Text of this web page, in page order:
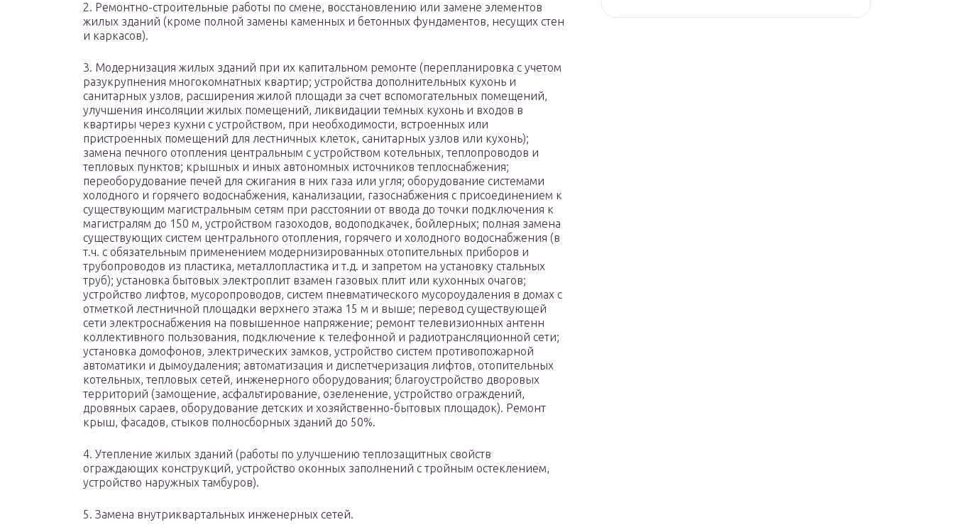
2. Ремонтно-строительные работы по смене, восстановлению или замене элементов
жилых зданий (кроме полной замены каменных и бетонных фундаментов, несущих стен
и каркасов).
3. Модернизация жилых зданий при их капитальном ремонте (перепланировка с учетом
разукрупнения многокомнатных квартир; устройства дополнительных кухонь и
санитарных узлов, расширения жилой площади за счет вспомогательных помещений,
улучшения инсоляции жилых помещений, ликвидации темных кухонь и входов в
квартиры через кухни с устройством, при необходимости, встроенных или
пристроенных помещений для лестничных клеток, санитарных узлов или кухонь);
замена печного отопления центральным с устройством котельных, теплопроводов и
тепловых пунктов; крышных и иных автономных источников теплоснабжения;
переоборудование печей для сжигания в них газа или угля; оборудование системами
холодного и горячего водоснабжения, канализации, газоснабжения с присоединением к
существующим магистральным сетям при расстоянии от ввода до точки подключения к
магистралям до 150 м, устройством газоходов, водоподкачек, бойлерных; полная замена
существующих систем центрального отопления, горячего и холодного водоснабжения (в
т.ч. с обязательным применением модернизированных отопительных приборов и
трубопроводов из пластика, металлопластика и т.д. и запретом на установку стальных
труб); установка бытовых электроплит взамен газовых плит или кухонных очагов;
устройство лифтов, мусоропроводов, систем пневматического мусороудаления в домах с
отметкой лестничной площадки верхнего этажа 15 м и выше; перевод существующей
сети электроснабжения на повышенное напряжение; ремонт телевизионных антенн
коллективного пользования, подключение к телефонной и радиотрансляционной сети;
установка домофонов, электрических замков, устройство систем противопожарной
автоматики и дымоудаления; автоматизация и диспетчеризация лифтов, отопительных
котельных, тепловых сетей, инженерного оборудования; благоустройство дворовых
территорий (замощение, асфальтирование, озеленение, устройство ограждений,
дровяных сараев, оборудование детских и хозяйственно-бытовых площадок). Ремонт
крыш, фасадов, стыков полносборных зданий до 50%.
4. Утепление жилых зданий (работы по улучшению теплозащитных свойств
ограждающих конструкций, устройство оконных заполнений с тройным остеклением,
устройство наружных тамбуров).
5. Замена внутриквартальных инженерных сетей.